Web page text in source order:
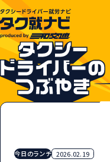
今日のランチ 2026.02.19